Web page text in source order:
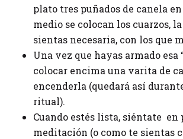
plato tres puñados de canela
medio se colocan los cuarzos,
sientas necesaria, con los que
Una vez que hayas armado esa
colocar encima una varita de
encenderla (quedará así
ritual).
Cuando estés lista, siéntate en
meditación (o como te sientas